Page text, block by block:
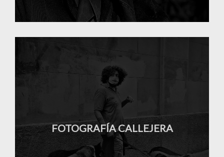
FOTOGRAFÍA CALLEJERA